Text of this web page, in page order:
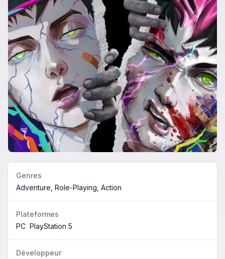
Genres
Adventure, Role-Playing, Action
Plateformes
PC PlayStation 5
Développeur